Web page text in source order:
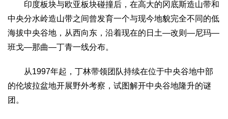
国防
国防建设 军民融合 兵器装备 军营风采
中国与世界 国际视点 国际合作 他山之石
印度板块与欧亚板块碰撞后，在高大的冈底斯造山带和
中央分水岭造山带之间曾发育一个与现今地貌完全不同的低
海拔中央谷地，从西向东，沿着现在的日土—改则—尼玛—
班戈—那曲—丁青一线分布。
从1997年起，丁林带领团队持续在位于中央谷地中部
的伦坡拉盆地开展野外考察，试图解开中央谷地隆升的谜
团。